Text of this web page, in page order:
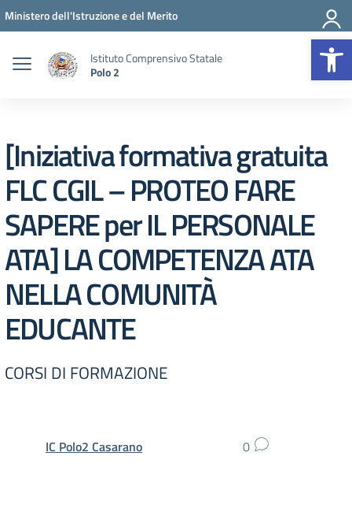
Vai ai contenuti
Vai al menu di navigazione
Vai al footer
Ministero dell'Istruzione e del Merito
Istituto Comprensivo Statale
Polo 2
[Iniziativa formativa gratuita
FLC CGIL – PROTEO FARE
SAPERE per IL PERSONALE
ATA] LA COMPETENZA ATA
NELLA COMUNITÀ
EDUCANTE
CORSI DI FORMAZIONE
IC Polo2 Casarano 0